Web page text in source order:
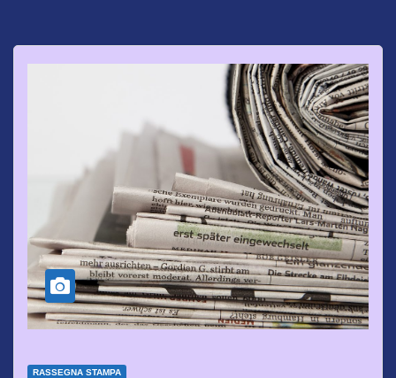
RASSEGNA STAMPA